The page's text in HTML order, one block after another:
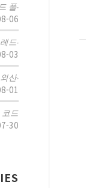
풀·
06
드·
03
산·
01
드
30